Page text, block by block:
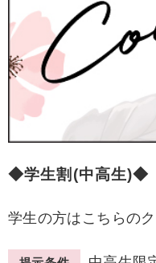
◆学生割(中高生)◆
学生の方はこちらの